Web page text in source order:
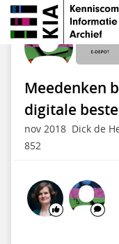
E-depot
Meedenken
digitale
nov 2018 Dick de
852